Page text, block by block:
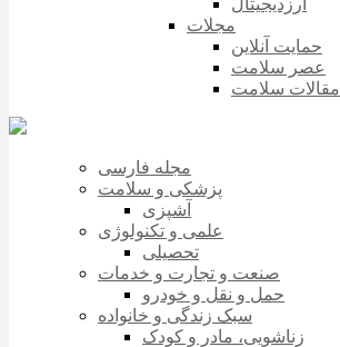
ارزدیجیتال
مجلات
حمایت آنلاین
عصر سلامت
مقالات سلامت
مجله فارسی
پزشکی و سلامت
آشپزی
علمی و تکنولوژی
تحصیلی
صنعت و تجارت و خدمات
حمل و نقل و خودرو
سبک زندگی و خانواده
زناشویی، مادر و کودک